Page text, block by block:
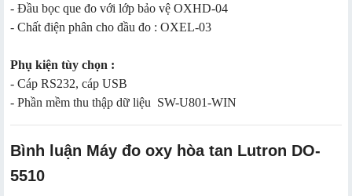
- Đầu bọc que đo với lớp bảo vệ OXHD-04
- Chất điện phân cho đầu đo : OXEL-03
Phụ kiện tùy chọn :
- Cáp RS232, cáp USB
- Phần mềm thu thập dữ liệu SW-U801-WIN
Bình luận Máy đo oxy hòa tan Lutron DO-
5510